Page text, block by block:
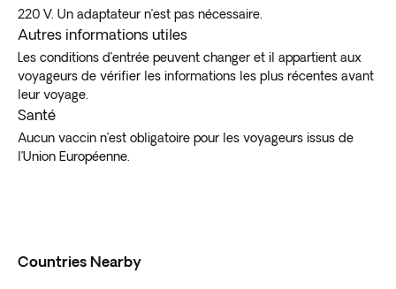
220 V. Un adaptateur n’est pas nécessaire.
Autres informations utiles
Les conditions d’entrée peuvent changer et il appartient aux
voyageurs de vérifier les informations les plus récentes avant
leur voyage.
Santé
Aucun vaccin n’est obligatoire pour les voyageurs issus de
l’Union Européenne.
Countries Nearby